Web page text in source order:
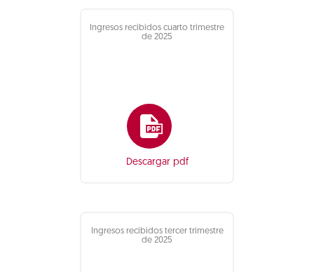
Ingresos recibidos cuarto trimestre
de 2025
Descargar pdf
Ingresos recibidos tercer trimestre
de 2025